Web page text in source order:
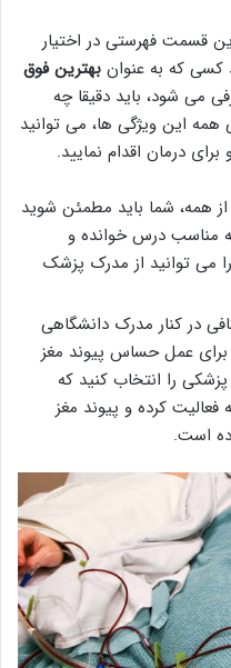
قسمت فهرستی در اختیار
کسی که به عنوان بهترین فوق
می شود، باید دقیقا چه
همه این ویژگی ها، می توانید
درمان اقدام نمایید.
همه، شما باید مطمئن شوید
مناسب درس خوانده و
می توانید از مدرک پزشک
در کنار مدرک دانشگاهی
برای عمل حساس پیوند مغز
را انتخاب کنید که
کرده و پیوند مغز
است.